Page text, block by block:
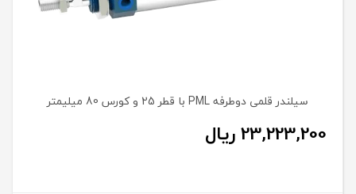
سیلندر قلمی دوطرفه PML با قطر 25 و کورس 80 میلیمتر
23,223,200ریال